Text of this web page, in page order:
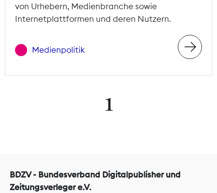
von Urhebern, Medienbranche sowie
Internetplattformen und deren Nutzern.
Medienpolitik
1
BDZV - Bundesverband Digitalpublisher und
Zeitungsverleger e.V.